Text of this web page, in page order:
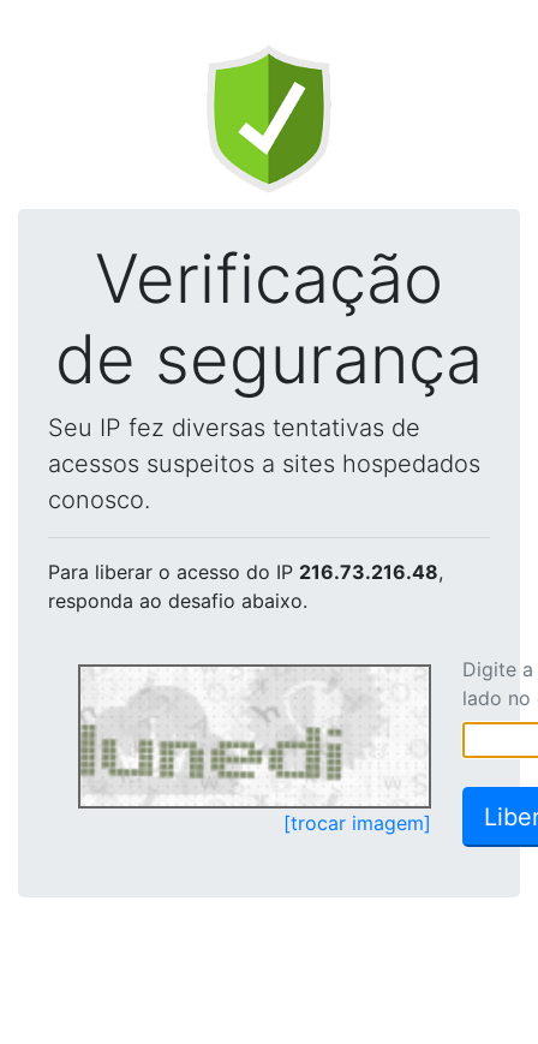
Verificação
de segurança
Seu IP fez diversas tentativas de
acessos suspeitos a sites hospedados
conosco.
Para liberar o acesso do IP 216.73.216.48,
responda ao desafio abaixo.
[trocar imagem]
Digite
lado no